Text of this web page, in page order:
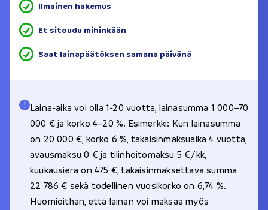
Ilmainen hakemus
Et sitoudu mihinkään
Saat lainapäätöksen samana päivänä
Laina-aika voi olla 1-20 vuotta, lainasumma 1 000–70
000 € ja korko 4–20 %. Esimerkki: Kun lainasumma
on 20 000 €, korko 6 %, takaisinmaksuaika 4 vuotta,
avausmaksu 0 € ja tilinhoitomaksu 5 €/kk,
kuukausierä on 475 €, takaisinmaksettava summa
22 786 € sekä todellinen vuosikorko on 6,74 %.
Huomioithan, että lainan voi maksaa myös